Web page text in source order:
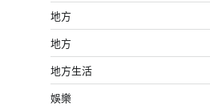
地方
地方
地方生活
娛樂